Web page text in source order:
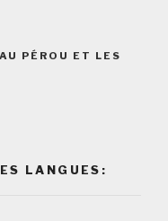
PÉROU ET LES
LANGUES: